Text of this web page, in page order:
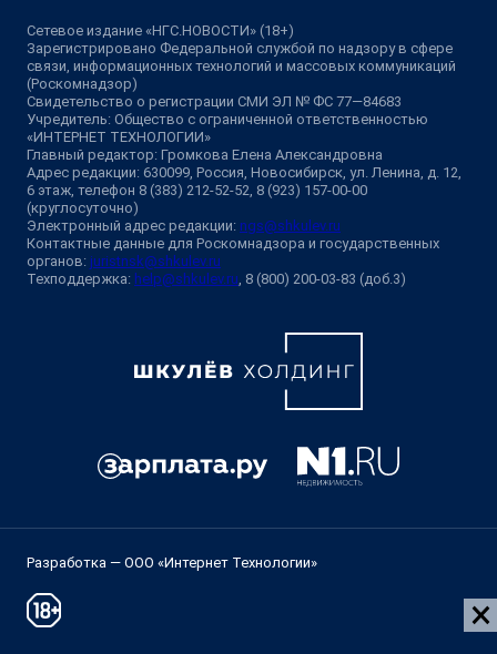
Сетевое издание «НГС.НОВОСТИ» (18+)
Зарегистрировано Федеральной службой по надзору в сфере
связи, информационных технологий и массовых коммуникаций
(Роскомнадзор)
Свидетельство о регистрации СМИ ЭЛ № ФС 77—84683
Учредитель: Общество с ограниченной ответственностью
«ИНТЕРНЕТ ТЕХНОЛОГИИ»
Главный редактор: Громкова Елена Александровна
Адрес редакции: 630099, Россия, Новосибирск, ул. Ленина, д. 12,
6 этаж, телефон 8 (383) 212-52-52, 8 (923) 157-00-00
(круглосуточно)
Электронный адрес редакции: ngs@shkulev.ru
Контактные данные для Роскомнадзора и государственных
органов: juristnsk@shkulev.ru
Техподдержка: help@shkulev.ru , 8 (800) 200-03-83 (доб.3)
Разработка — ООО «Интернет Технологии»